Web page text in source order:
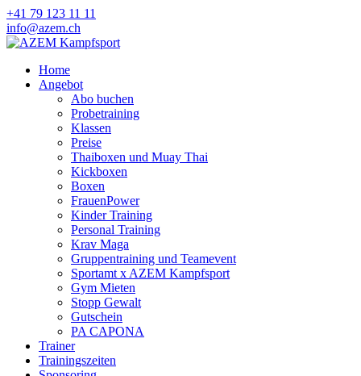
+41 79 123 11 11
info@azem.ch
Home
Angebot
Abo buchen
Probetraining
Klassen
Preise
Thaiboxen und Muay Thai
Kickboxen
Boxen
FrauenPower
Kinder Training
Personal Training
Krav Maga
Gruppentraining und Teamevent
Sportamt x AZEM Kampfsport
Gym Mieten
Stopp Gewalt
Gutschein
PA CAPONA
Trainer
Trainingszeiten